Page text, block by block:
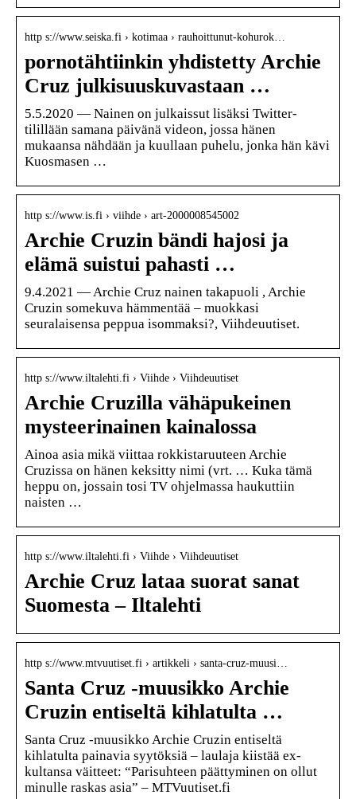
http s://www.seiska.fi › kotimaa › rauhoittunut-kohurok…
pornotähtiinkin yhdistetty Archie
Cruz julkisuuskuvastaan …
5.5.2020 — Nainen on julkaissut lisäksi Twitter-
tilillään samana päivänä videon, jossa hänen
mukaansa nähdään ja kuullaan puhelu, jonka hän kävi
Kuosmasen …
http s://www.is.fi › viihde › art-2000008545002
Archie Cruzin bändi hajosi ja
elämä suistui pahasti …
9.4.2021 — Archie Cruz nainen takapuoli , Archie
Cruzin somekuva hämmentää – muokkasi
seuralaisensa peppua isommaksi?, Viihdeuutiset.
http s://www.iltalehti.fi › Viihde › Viihdeuutiset
Archie Cruzilla vähäpukeinen
mysteerinainen kainalossa
Ainoa asia mikä viittaa rokkistaruuteen Archie
Cruzissa on hänen keksitty nimi (vrt. … Kuka tämä
heppu on, jossain tosi TV ohjelmassa haukuttiin
naisten …
http s://www.iltalehti.fi › Viihde › Viihdeuutiset
Archie Cruz lataa suorat sanat
Suomesta – Iltalehti
http s://www.mtvuutiset.fi › artikkeli › santa-cruz-muusi…
Santa Cruz -muusikko Archie
Cruzin entiseltä kihlatulta …
Santa Cruz -muusikko Archie Cruzin entiseltä
kihlatulta painavia syytöksiä – laulaja kiistää ex-
kultansa väitteet: “Parisuhteen päättyminen on ollut
minulle raskas asia” – MTVuutiset.fi